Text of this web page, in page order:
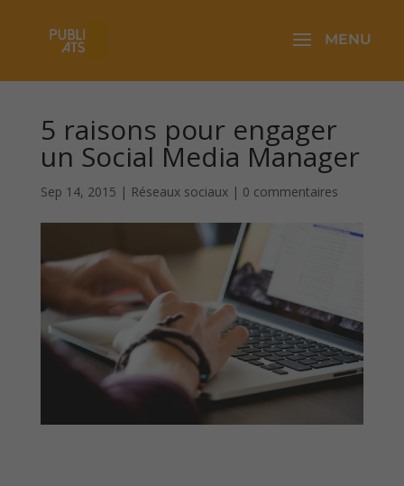
5 raisons pour engager
un Social Media Manager
Sep 14, 2015 | Réseaux sociaux| 0 commentaires